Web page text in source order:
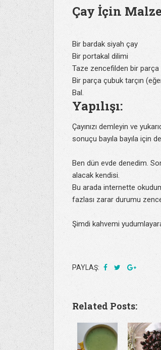
Çay İçin
Bir bardak siyah çay
Bir portakal dilimi
Taze zencefilden bir parça
Bir parça çubuk tarçın
Bal.
Yapılışı:
Çayınızı demleyin ve
sonuçu bayıla bayıla için
Ben dün evde denedim.
alacak kendisi.
Bu arada internette
fazlası zarar durumu
Şimdi kahvemi
PAYLAŞ:
Related Posts: